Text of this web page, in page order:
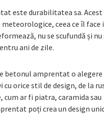
este durabilitatea sa. Acest
ceea ce îl face
nu se scufundă și nu
ani de zile.
betonul amprentat o alegere
orice stil de design, de la
ar fi piatra, caramida sau
poți crea un design